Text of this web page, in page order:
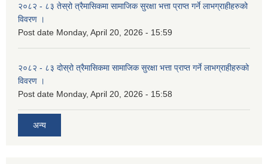
२०८२ - ८३ तेस्रो त्रैमासिकमा सामाजिक सुरक्षा भत्ता प्राप्त गर्ने लाभग्राहीहरुको
विवरण ।
Post date Monday, April 20, 2026 - 15:59
२०८२ - ८३ दोस्रो त्रैमासिकमा सामाजिक सुरक्षा भत्ता प्राप्त गर्ने लाभग्राहीहरुको
विवरण ।
Post date Monday, April 20, 2026 - 15:58
अन्य